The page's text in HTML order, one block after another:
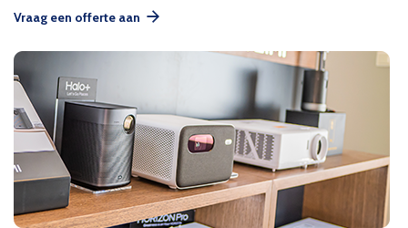
Vraag een offerte aan